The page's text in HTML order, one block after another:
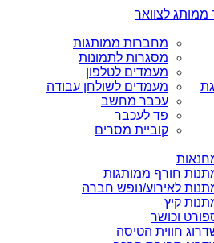
ממותג לצוואר
מחברות ממותגות
מסגרות לתמונות
מעמדים לטלפון
מעמדים לשולחן עבודה
עכבר מחשב
פד לעכבר
קוביית מסרים
חורף ממותגות
לאירוע/נופש חברה
קיץ
וכושר
חווית הטיסה